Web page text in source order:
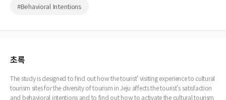
#Behavioral Intentions
초록
The study is designed to find out how the tourist’ visiting experience to cultural
tourism sites for the diversity of tourism in Jeju affects the tourist’s satisfaction
and behavioral intentions and to find out how to activate the cultural tourism